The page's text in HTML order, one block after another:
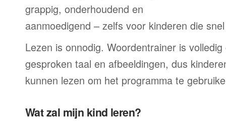
grappig, onderhoudend en
aanmoedigend – zelfs voor kinderen die
Lezen is onnodig. Woordentrainer is
gesproken taal en afbeeldingen, dus
kunnen lezen om het programma te
Wat zal mijn kind leren?